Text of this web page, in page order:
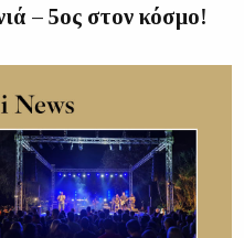
– 5ος στον κόσμο!